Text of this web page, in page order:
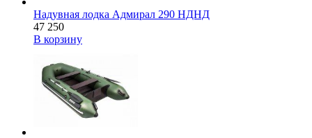
Надувная лодка Адмирал 290 НДНД
47 250
В корзину